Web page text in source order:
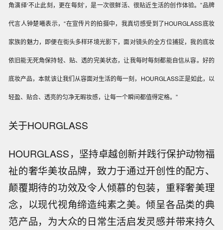
角演绎‘不止此刻，更在每刻’，是一次很鲜活、很贴近生活的创作体验。”品牌
代言人钟楚曦表示，“在宣传片的拍摄中，我真切感受到了HOURGLASS底妆
家族的魅力，即便在街头多样环境光影下，面对镜头的全方位捕捉，我的底妆
依旧能无死角保持轻、贴、透的完美状态，让我每时每刻都能自信从容。好的
底妆产品，本就该让我们从容面对生活的每一刻，HOURGLASS正是如此，以
轻盈、贴合、透亮的匀净无暇妆感，让每一个瞬间都值得定格。”
关于HOURGLASS
HOURGLASS，坚持卓越创新并践行保护动物福
祉的奢华美妆品牌，致力于通过开创性的配方、
颠覆期待的功效及令人倾慕的包装，重释奢美理
念，以现代视角缔造纯素之美。倾呈各品类的典
范产品，为大众的日常生活启发灵感并带来持久